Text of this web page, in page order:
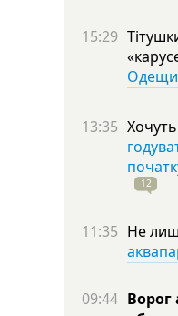
15:29
13:35
12
11:35 Не
09:44 Ворог